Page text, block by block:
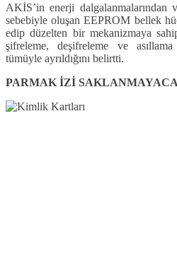
AKİS’in enerji dalgalanmalarından
sebebiyle oluşan EEPROM bellek
edip düzelten bir mekanizmaya
şifreleme, deşifreleme ve asıllama
tümüyle ayrıldığını belirtti.
PARMAK İZİ